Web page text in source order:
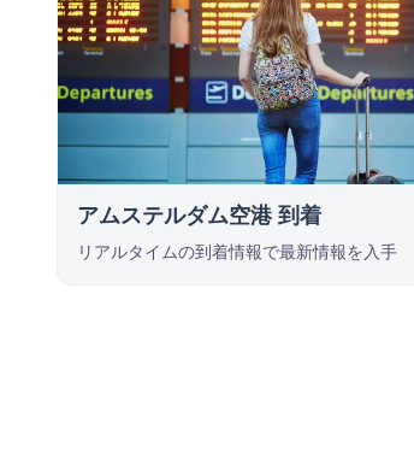
アムステルダム空港 到着
リアルタイムの到着情報で最新情報を入手